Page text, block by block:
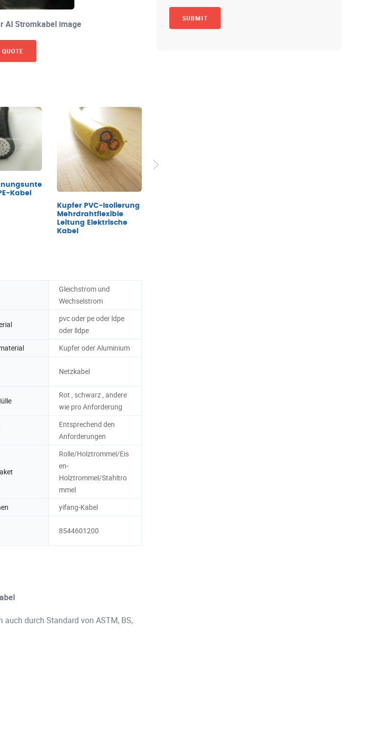
Al Stromkabel image
Kabel
Kupfer PVC-Isolierung
Mehrdrahtflexible
Leitung Elektrische
Kabel
Gleichstrom und
Wechselstrom
pvc oder pe oder ldpe
oder lldpe
Kupfer oder Aluminium
Netzkabel
Rot , schwarz , andere
wie pro Anforderung
Entsprechend den
Anforderungen
Rolle/Holztrommel/Eis
en-
Holztrommel/Stahltro
mmel
yifang-Kabel
8544601200
auch durch Standard von ASTM, BS,